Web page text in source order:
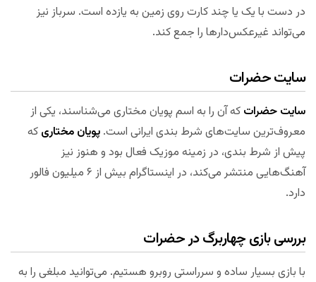
در دست با یک یا چند کارت روی زمین به یازده است. سرباز نیز
می‌تواند غیرعکس‌دارها را جمع کند.
سایت حضرات
سایت حضرات که آن را به اسم پویان مختاری می‌شناسند، یکی از
معروف‌ترین سایت‌های شرط بندی ایرانی است. پویان مختاری که
پیش از شرط بندی، در زمینه موزیک فعال بود و هنوز نیز
آهنگ‌هایی منتشر می‌کند، در اینستاگرام بیش از ۶ میلیون فالور
دارد.
بررسی بازی چهاربرگ در حضرات
با بازی بسیار ساده و سرراستی روبرو هستیم. می‌توانید مبلغی را به